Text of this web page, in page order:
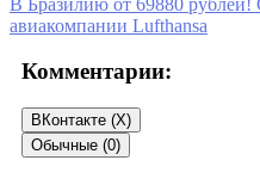
авиакомпании Lufthansa
Комментарии:
ВКонтакте (X)
Обычные (0)